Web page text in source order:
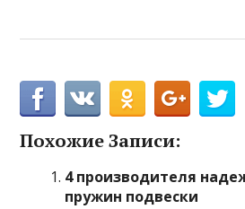
Похожие Записи:
4 производителя
пружин подвески